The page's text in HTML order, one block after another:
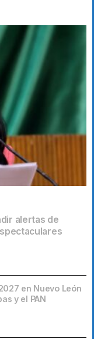
alertas de
en Nuevo León
y el PAN